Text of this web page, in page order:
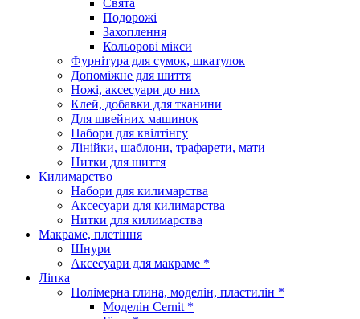
Подорожі
Захоплення
Кольорові мікси
Фурнітура для сумок, шкатулок
Допоміжне для шиття
Ножі, аксесуари до них
Клей, добавки для тканини
Для швейних машинок
Набори для квілтінгу
Лінійки, шаблони, трафарети, мати
Нитки для шиття
Килимарство
Набори для килимарства
Аксесуари для килимарства
Нитки для килимарства
Макраме, плетіння
Шнури
Аксесуари для макраме *
Ліпка
Полімерна глина, моделін, пластилін *
Моделін Cernit *